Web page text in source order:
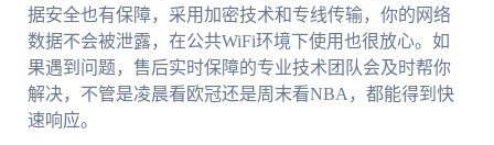
据安全也有保障，采用加密技术和专线传输，你的网络
数据不会被泄露，在公共WiFi环境下使用也很放心。如
果遇到问题，售后实时保障的专业技术团队会及时帮你
解决，不管是凌晨看欧冠还是周末看NBA，都能得到快
速响应。